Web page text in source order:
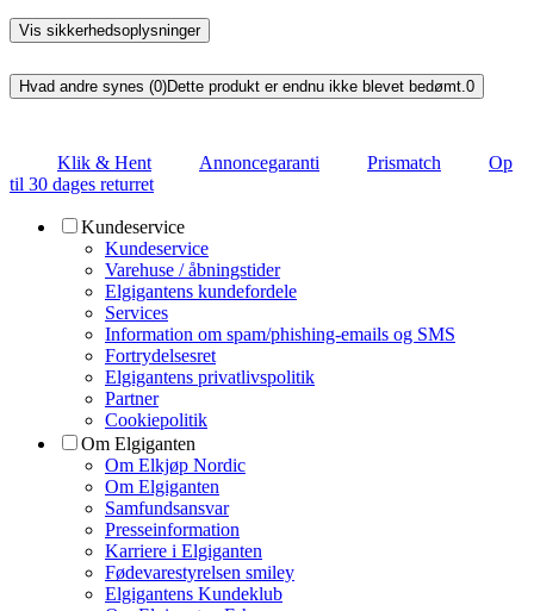
Vis sikkerhedsoplysninger
Hvad andre synes (0)Dette produkt er endnu ikke blevet bedømt. 0
Klik & Hent Annoncegaranti Prismatch
Op
til 30 dages returret
Kundeservice
Kundeservice
Varehuse / åbningstider
Elgigantens kundefordele
Services
Information om spam/phishing-emails og SMS
Fortrydelsesret
Elgigantens privatlivspolitik
Partner
Cookiepolitik
Om Elgiganten
Om Elkjøp Nordic
Om Elgiganten
Samfundsansvar
Presseinformation
Karriere i Elgiganten
Fødevarestyrelsen smiley
Elgigantens Kundeklub